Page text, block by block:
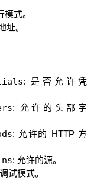
式。
址。
: 是否允许凭
: 允许的头部字
: 允许的 HTTP 方
: 允许的源。
试模式。